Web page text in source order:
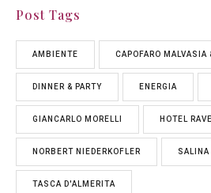
Post Tags
AMBIENTE CAPOFARO MALVASIA
DINNER & PARTY ENERGIA
GIANCARLO MORELLI HOTEL
NORBERT NIEDERKOFLER SALINA
TASCA D'ALMERITA